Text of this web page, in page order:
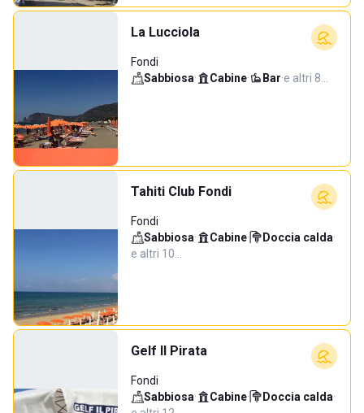
La Lucciola
Fondi
Sabbiosa· Cabine· Bar·e altri 8…
Tahiti Club Fondi
Fondi
Sabbiosa· Cabine· Doccia calda·
e altri 10…
Gelf Il Pirata
Fondi
Sabbiosa· Cabine· Doccia calda·